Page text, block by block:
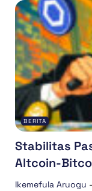
BERITA
Stabilitas
Altcoin-
Ikemefula Aruogu -